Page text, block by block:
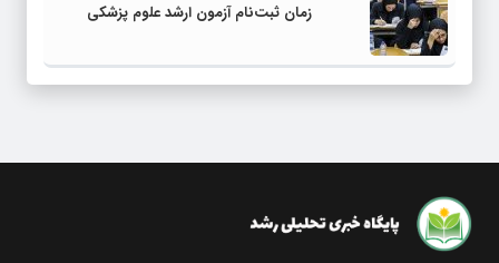
زمان ثبت‌نام آزمون ارشد علوم پزشکی